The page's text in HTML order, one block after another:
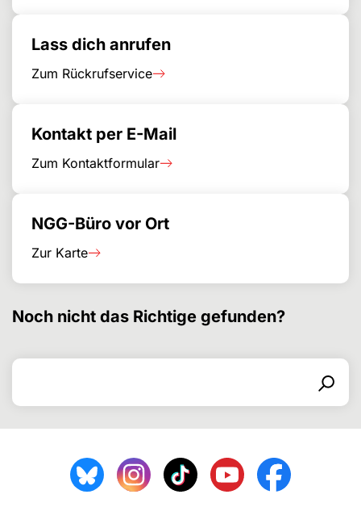
Lass dich anrufen
Zum Rückrufservice
Kontakt per E-Mail
Zum Kontaktformular
NGG-Büro vor Ort
Zur Karte
Noch nicht das Richtige gefunden?
Поиск по
Поиск